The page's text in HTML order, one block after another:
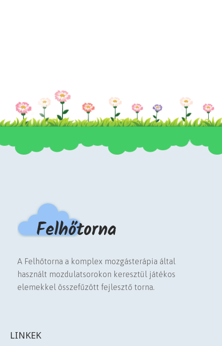
A Felhőtorna a komplex mozgásterápia által
használt mozdulatsorokon keresztül játékos
elemekkel összefűzött fejlesztő torna.
LINKEK